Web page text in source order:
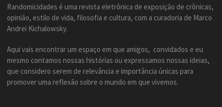
Randomicidades é uma revista eletrônica de exposição de crônicas,
opinião, estilo de vida, filosofia e cultura, com a curadoria de Marco
Andrei Kichalowsky.
Aqui vais encontrar um espaço em que amigos, convidados e eu
mesmo contamos nossas histórias ou expressamos nossas ideias,
que considero serem de relevância e importância únicas para
promover uma reflexão sobre o mundo em que vivemos.